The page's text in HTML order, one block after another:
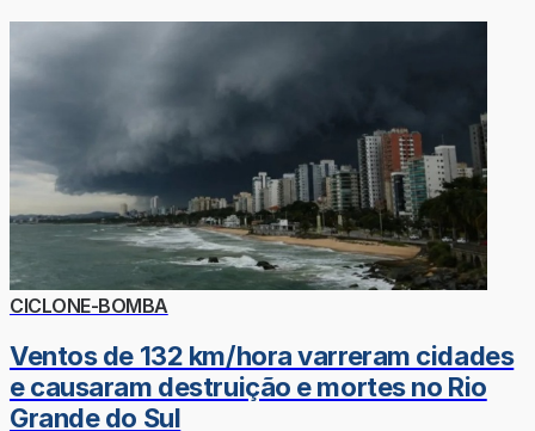
CICLONE-BOMBA
Ventos de 132 km/hora varreram cidades
e causaram destruição e mortes no Rio
Grande do Sul